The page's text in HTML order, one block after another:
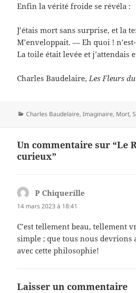
Enfin la vérité froide se révéla :
J’étais mort sans surprise, et la
M’enveloppait. — Eh quoi !
La toile était levée et j’attendais
Charles Baudelaire, Les Fleurs
Catégories
Charles Baudelaire,Imaginaire, Mort,
Un commentaire sur “Le
curieux”
P Chiquerille
14 mars 2023 à 18:41
C’est tellement beau, tellement
simple ; que tous nous devrions
avec cette philosophie!
Laisser un commentaire